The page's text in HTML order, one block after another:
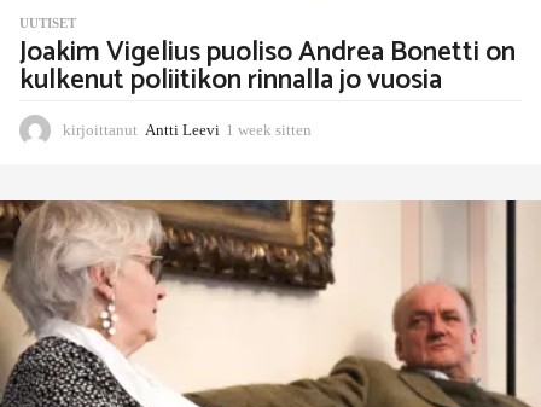
UUTISET
Joakim Vigelius puoliso Andrea Bonetti on
kulkenut poliitikon rinnalla jo vuosia
kirjoittanut Antti Leevi 1 week sitten
e
k
s
i
t